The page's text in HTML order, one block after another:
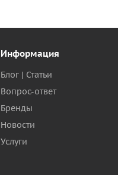
Информация
Блог | Статьи
Вопрос-ответ
Бренды
Новости
Услуги